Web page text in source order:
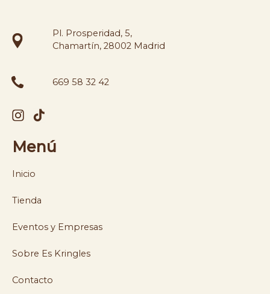
Pl. Prosperidad, 5,
Chamartín, 28002 Madrid
669 58 32 42
Menú
Inicio
Tienda
Eventos y Empresas
Sobre Es Kringles
Contacto